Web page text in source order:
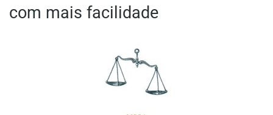
com mais facilidade